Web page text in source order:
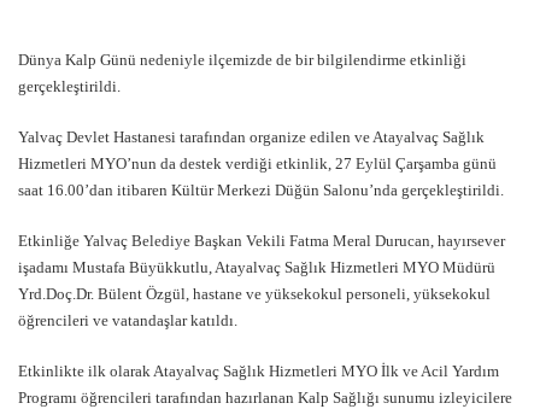
Dünya Kalp Günü nedeniyle ilçemizde de bir bilgilendirme etkinliği
gerçekleştirildi.
Yalvaç Devlet Hastanesi tarafından organize edilen ve Atayalvaç Sağlık
Hizmetleri MYO’nun da destek verdiği etkinlik, 27 Eylül Çarşamba günü
saat 16.00’dan itibaren Kültür Merkezi Düğün Salonu’nda gerçekleştirildi.
Etkinliğe Yalvaç Belediye Başkan Vekili Fatma Meral Durucan, hayırsever
işadamı Mustafa Büyükkutlu, Atayalvaç Sağlık Hizmetleri MYO Müdürü
Yrd.Doç.Dr. Bülent Özgül, hastane ve yüksekokul personeli, yüksekokul
öğrencileri ve vatandaşlar katıldı.
Etkinlikte ilk olarak Atayalvaç Sağlık Hizmetleri MYO İlk ve Acil Yardım
Programı öğrencileri tarafından hazırlanan Kalp Sağlığı sunumu izleyicilere